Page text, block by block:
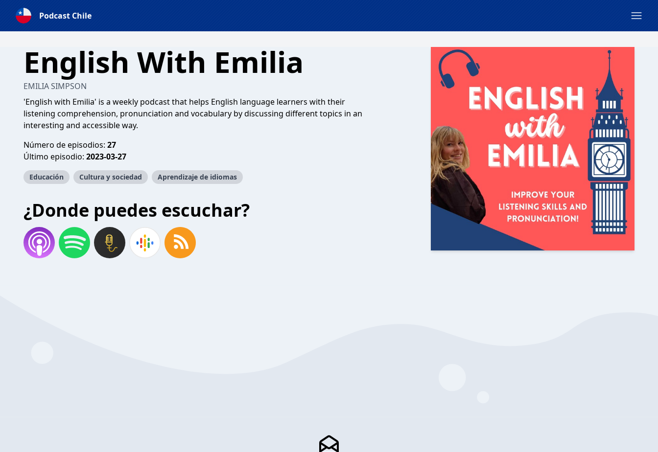
Podcast Chile
English With Emilia
EMILIA SIMPSON
'English with Emilia' is a weekly podcast that helps English language learners with their
listening comprehension, pronunciation and vocabulary by discussing different topics in an
interesting and accessible way.
Número de episodios: 27
Último episodio: 2023-03-27
Educación Cultura y sociedad Aprendizaje de idiomas
¿Donde puedes escuchar?